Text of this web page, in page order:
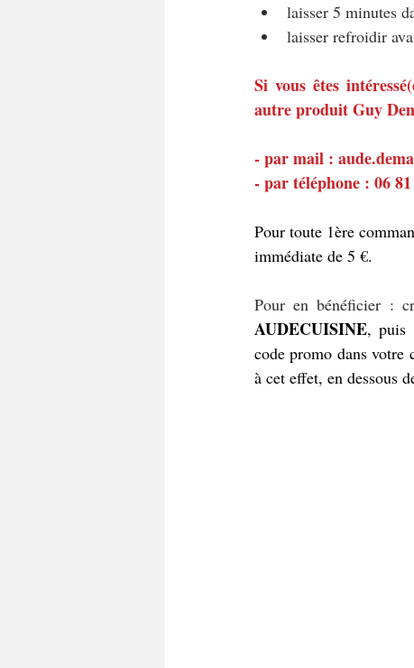
laisser 5 minutes
laisser refroidir
Si vous êtes
autre produit Guy
- par mail :
- par téléphone : 06
Pour toute 1ère
immédiate de 5 €.
Pour en bénéficier :
AUDECUISINE, puis
code promo dans votre
à cet effet, en dessous